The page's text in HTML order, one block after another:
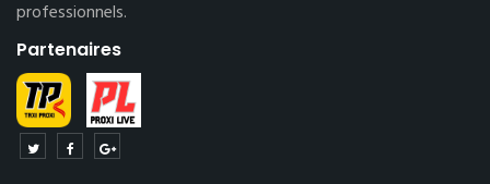
professionnels.
Partenaires